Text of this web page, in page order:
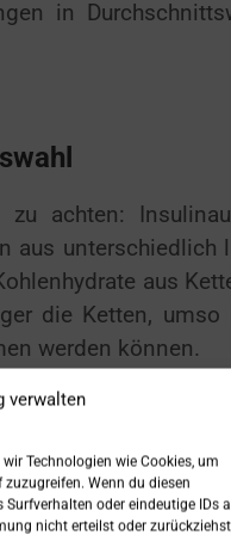
verwalten
Technologien wie Cookies, um
Wenn du diesen
oder eindeutige IDs
nicht erteilst oder
in
achten:
aus unterschiedlich
aus
die Ketten, umso
werden können.
sind die
den Insulin Index
im Blut